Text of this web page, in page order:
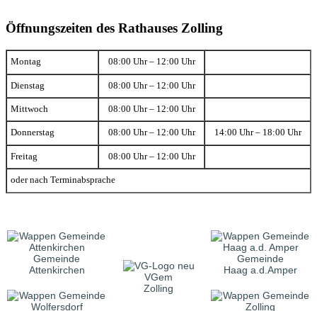
Öffnungszeiten des Rathauses Zolling
Montag 08:00 Uhr – 12:00 Uhr
Dienstag 08:00 Uhr – 12:00 Uhr
Mittwoch 08:00 Uhr – 12:00 Uhr
Donnerstag 08:00 Uhr – 12:00 Uhr 14:00 Uhr – 18:00 Uhr
Freitag 08:00 Uhr – 12:00 Uhr
oder nach Terminabsprache
Gemeinde
Attenkirchen
VGem
Zolling
Gemeinde
Haag a.d.Amper